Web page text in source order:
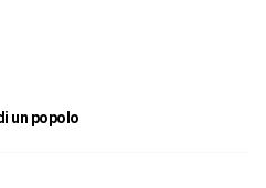
un popolo